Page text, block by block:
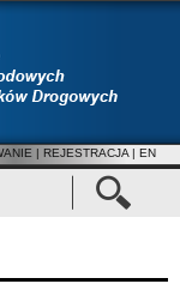
| REJESTRACJA | EN